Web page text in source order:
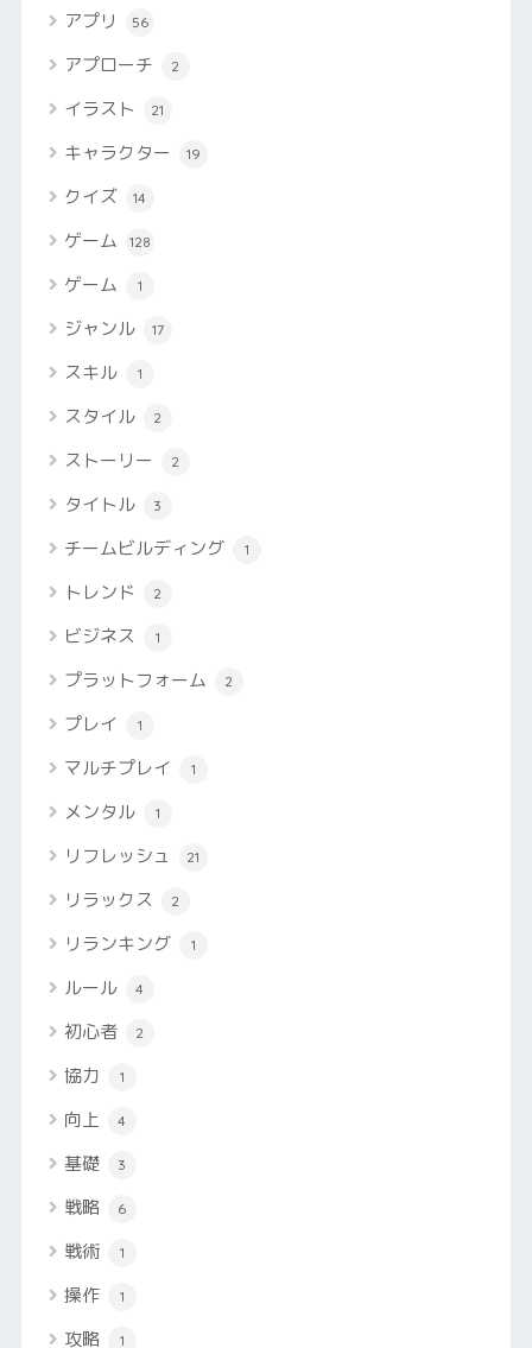
アプリ 56
アプローチ 2
イラスト 21
キャラクター 19
クイズ 14
ゲーム 128
ゲーム 1
ジャンル 17
スキル 1
スタイル 2
ストーリー 2
タイトル 3
チームビルディング 1
トレンド 2
ビジネス 1
プラットフォーム 2
プレイ 1
マルチプレイ 1
メンタル 1
リフレッシュ 21
リラックス 2
リランキング 1
ルール 4
初心者 2
協力 1
向上 4
基礎 3
戦略 6
戦術 1
操作 1
攻略 1